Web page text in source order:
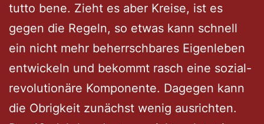
tutto bene. Zieht es aber Kreise, ist es
gegen die Regeln, so etwas kann schnell
ein nicht mehr beherrschbares Eigenleben
entwickeln und bekommt rasch eine sozial-
revolutionäre Komponente. Dagegen kann
die Obrigkeit zunächst wenig ausrichten.